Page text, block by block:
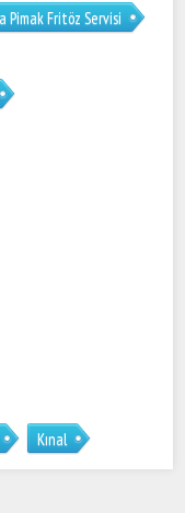
Pimak Fritöz Servisi
Kınal